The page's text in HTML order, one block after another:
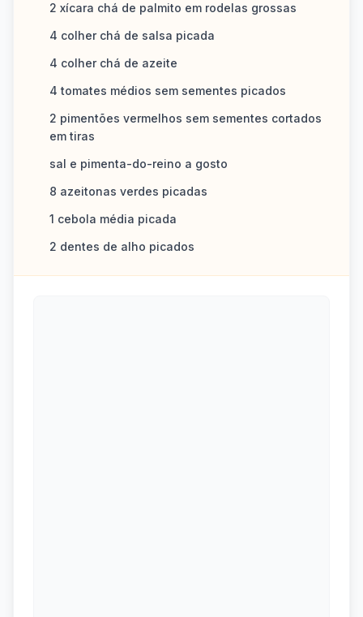
2 xícara chá de palmito em rodelas grossas
4 colher chá de salsa picada
4 colher chá de azeite
4 tomates médios sem sementes picados
2 pimentões vermelhos sem sementes cortados
em tiras
sal e pimenta-do-reino a gosto
8 azeitonas verdes picadas
1 cebola média picada
2 dentes de alho picados